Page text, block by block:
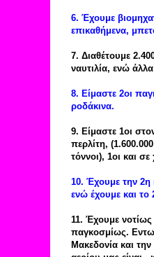
6. Έχουμε
επικαθήμενα,
7. Διαθέτουμε
ναυτιλία, ενώ
8. Είμαστε 2οι
ροδάκινα.
9. Είμαστε 1οι
περλίτη,
τόννοι), 1οι και
10. Έχουμε την 2η
ενώ έχουμε και το
11. Έχουμε νοτίως
παγκοσμίως.
Μακεδονία και